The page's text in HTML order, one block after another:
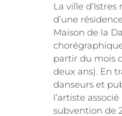
La ville
d’une
Maison de la
partir du mois
deux ans). En
danseurs et
l’artiste
subvention de